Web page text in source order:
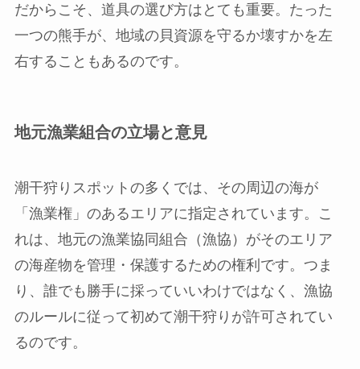
だからこそ、道具の選び方はとても重要。たった
一つの熊手が、地域の貝資源を守るか壊すかを左
右することもあるのです。
地元漁業組合の立場と意見
潮干狩りスポットの多くでは、その周辺の海が
「漁業権」のあるエリアに指定されています。こ
れは、地元の漁業協同組合（漁協）がそのエリア
の海産物を管理・保護するための権利です。つま
り、誰でも勝手に採っていいわけではなく、漁協
のルールに従って初めて潮干狩りが許可されてい
るのです。